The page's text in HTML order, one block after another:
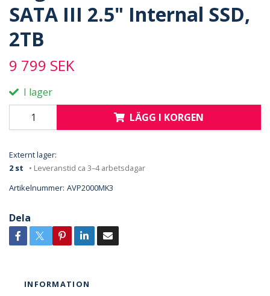
SATA III 2.5" Internal SSD,
2TB
9 799 SEK
I lager
LÄGG I KORGEN
Externt lager:
2 st
• Leveranstid ca 3–4 arbetsdagar
Artikelnummer: AVP2000MK3
Dela
INFORMATION